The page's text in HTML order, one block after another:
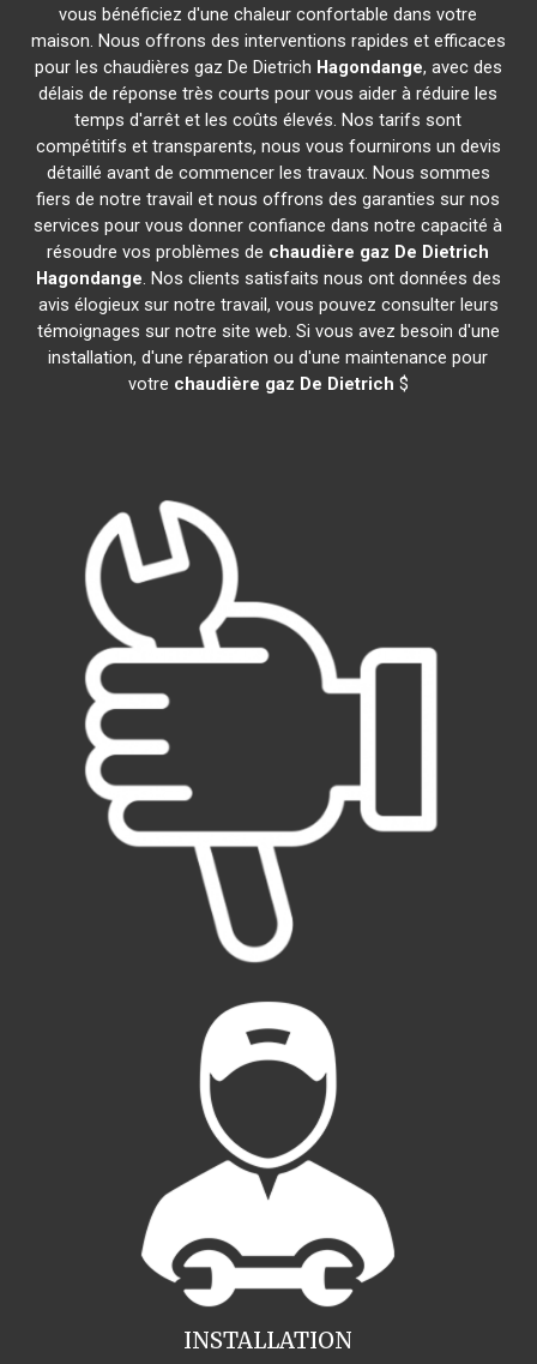
vous bénéficiez d'une chaleur confortable dans votre
maison. Nous offrons des interventions rapides et efficaces
pour les chaudières gaz De Dietrich Hagondange, avec des
délais de réponse très courts pour vous aider à réduire les
temps d'arrêt et les coûts élevés. Nos tarifs sont
compétitifs et transparents, nous vous fournirons un devis
détaillé avant de commencer les travaux. Nous sommes
fiers de notre travail et nous offrons des garanties sur nos
services pour vous donner confiance dans notre capacité à
résoudre vos problèmes de chaudière gaz De Dietrich
Hagondange. Nos clients satisfaits nous ont données des
avis élogieux sur notre travail, vous pouvez consulter leurs
témoignages sur notre site web. Si vous avez besoin d'une
installation, d'une réparation ou d'une maintenance pour
votre chaudière gaz De Dietrich $
INSTALLATION